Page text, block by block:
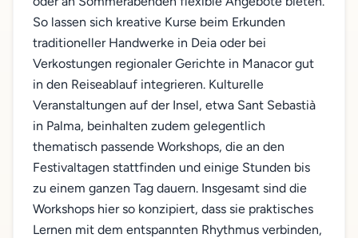
So lassen sich kreative Kurse beim Erkunden
traditioneller Handwerke in Deia oder bei
Verkostungen regionaler Gerichte in Manacor gut
in den Reiseablauf integrieren. Kulturelle
Veranstaltungen auf der Insel, etwa Sant Sebastià
in Palma, beinhalten zudem gelegentlich
thematisch passende Workshops, die an den
Festivaltagen stattfinden und einige Stunden bis
zu einem ganzen Tag dauern. Insgesamt sind die
Workshops hier so konzipiert, dass sie praktisches
Lernen mit dem entspannten Rhythmus verbinden,